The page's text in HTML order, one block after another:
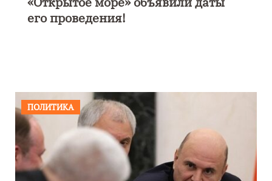
каникулы на Балтике»
ПОЛИТИКА